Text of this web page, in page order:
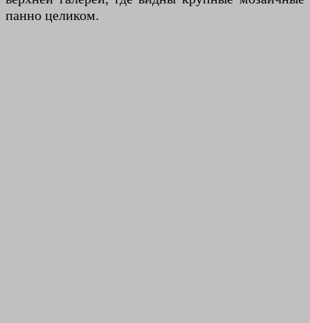
панно целиком.